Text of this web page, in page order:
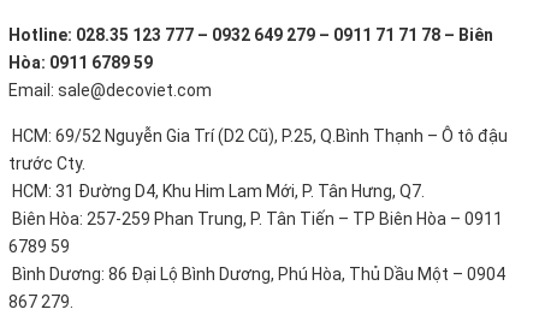
Hotline: 028.35 123 777 – 0932 649 279 – 0911 71 71 78 – Biên
Hòa: 0911 6789 59
Email: sale@decoviet.com
HCM: 69/52 Nguyễn Gia Trí (D2 Cũ), P.25, Q.Bình Thạnh – Ô tô đậu
trước Cty.
HCM: 31 Đường D4, Khu Him Lam Mới, P. Tân Hưng, Q7.
Biên Hòa: 257-259 Phan Trung, P. Tân Tiến – TP Biên Hòa – 0911
6789 59
Bình Dương: 86 Đại Lộ Bình Dương, Phú Hòa, Thủ Dầu Một – 0904
867 279.